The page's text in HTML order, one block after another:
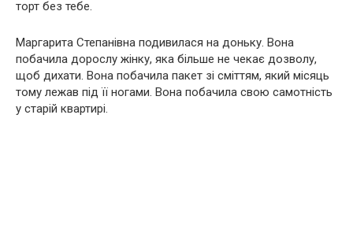
торт без тебе.
Маргарита Степанівна подивилася на доньку. Вона
побачила дорослу жінку, яка більше не чекає дозволу,
щоб дихати. Вона побачила пакет зі сміттям, який місяць
тому лежав під її ногами. Вона побачила свою самотність
у старій квартирі.